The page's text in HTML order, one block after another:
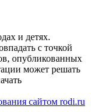
и детях.
с точкой
опубликованных
может решать
сайтом rodi.ru